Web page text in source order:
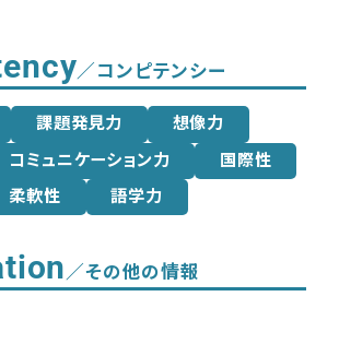
／コンピテンシー
課題発見力
想像力
コミュニケーション力
国際性
柔軟性 語学力
／その他の情報